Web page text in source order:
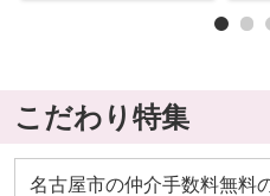
こだわり特集
名古屋市の仲介手数料無料